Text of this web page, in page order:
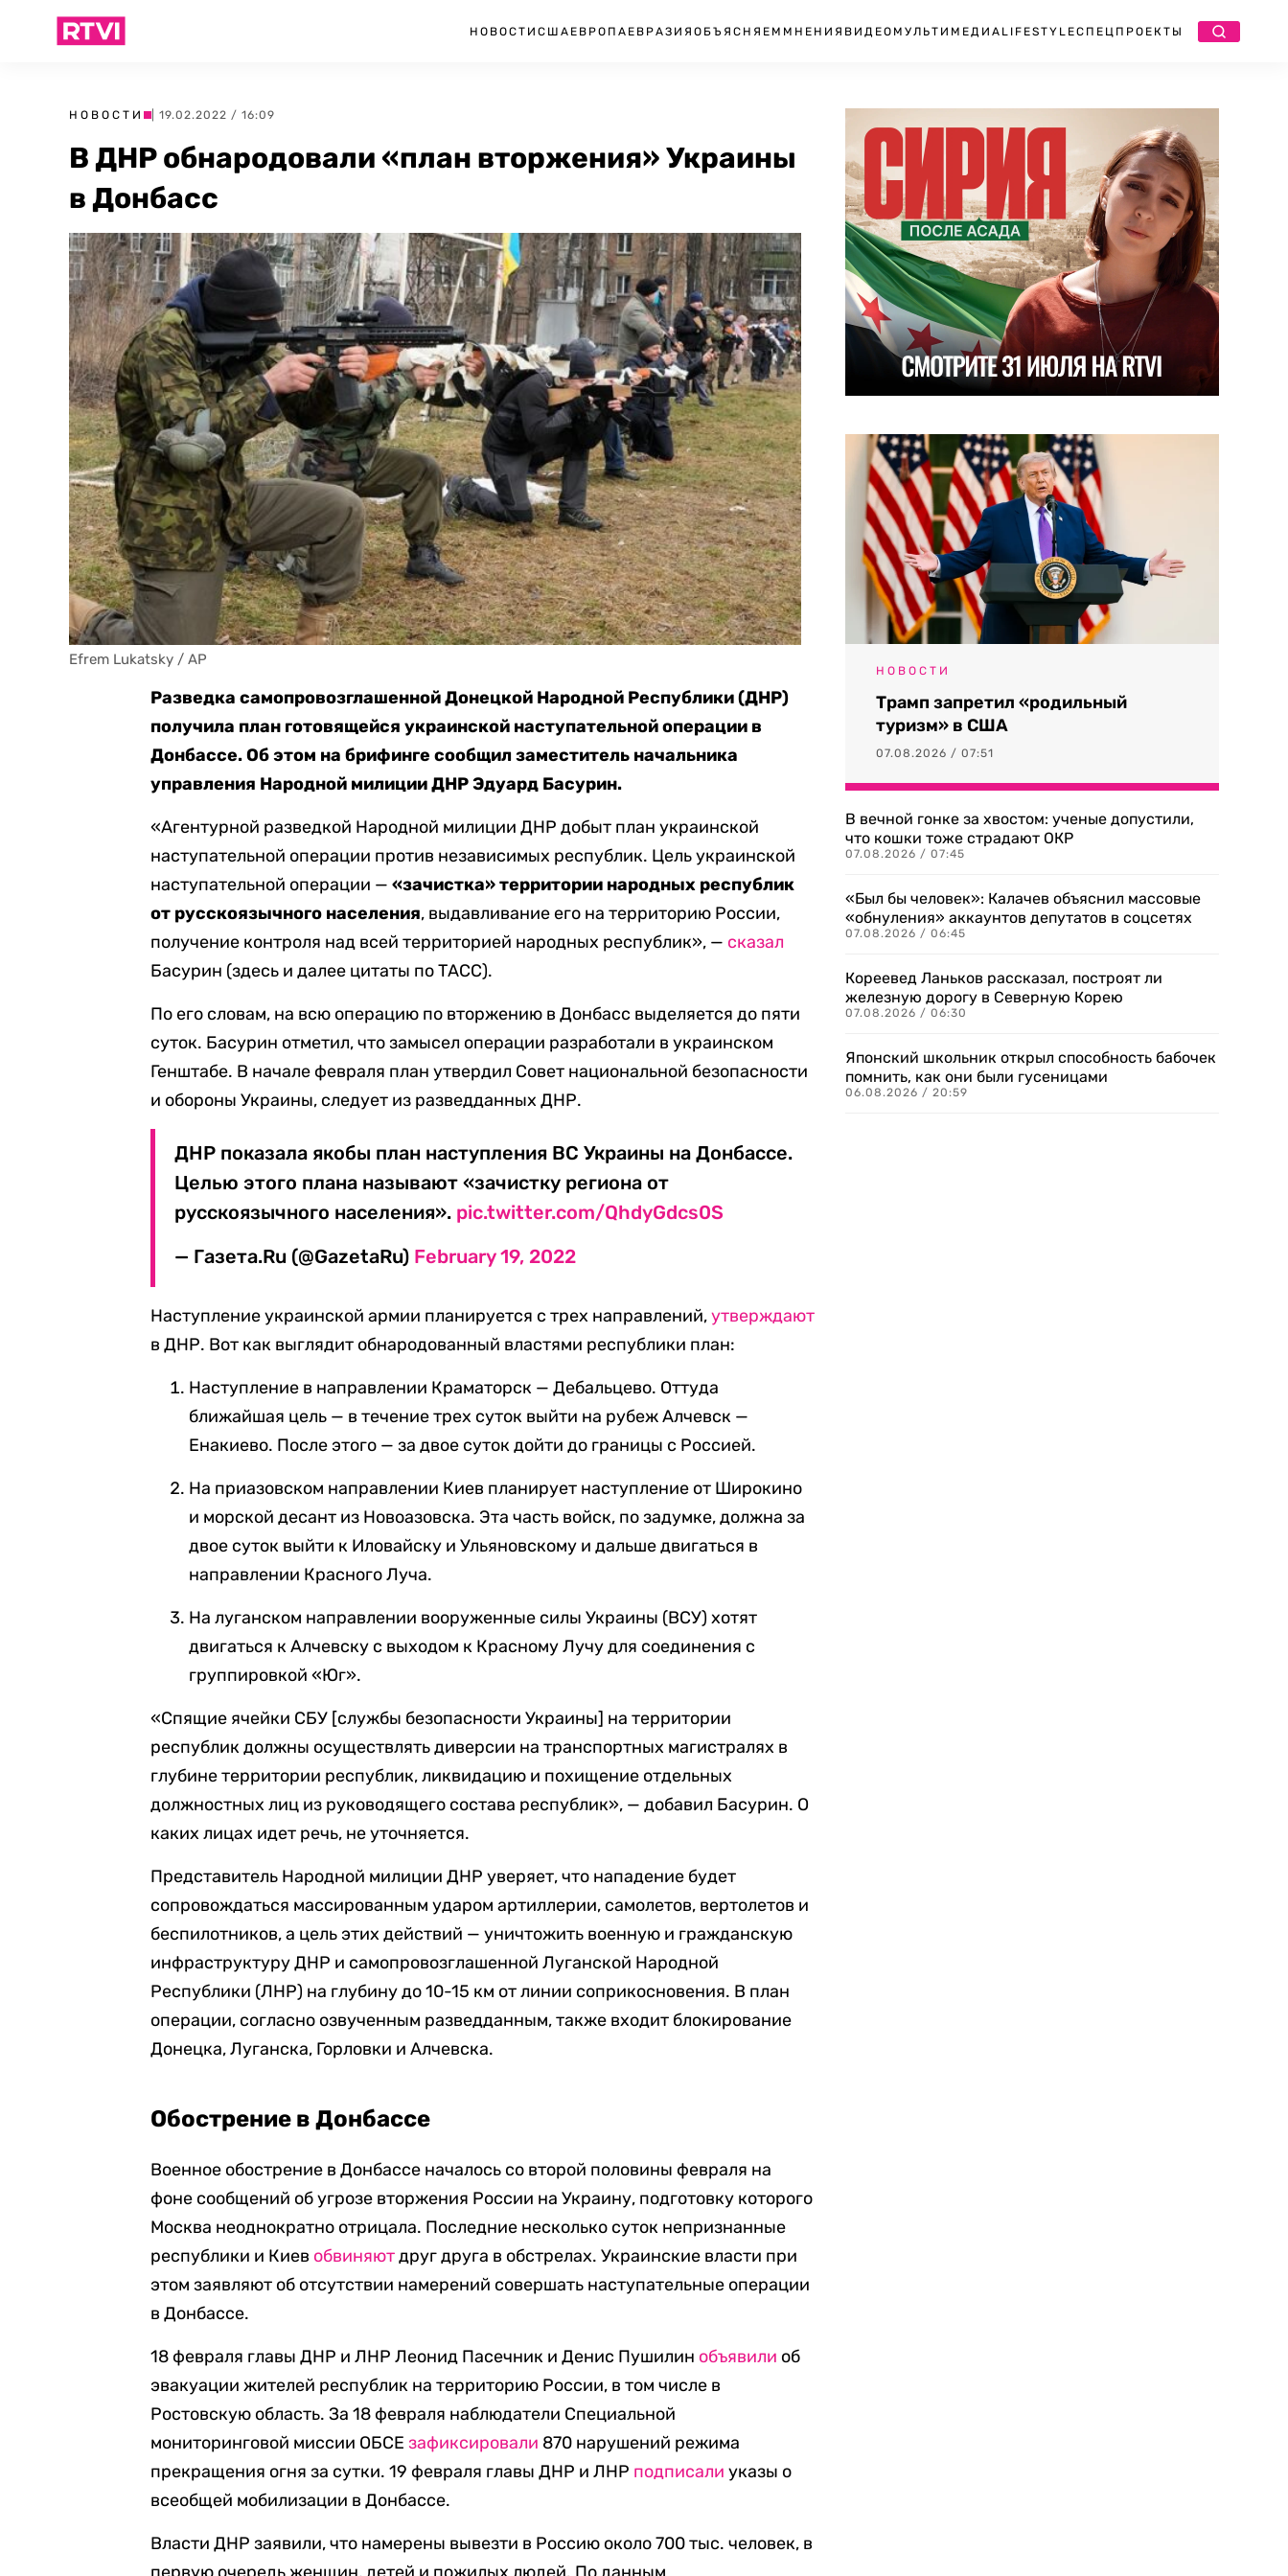
НОВОСТИ США ЕВРОПА ЕВРАЗИЯ ОБЪЯСНЯЕМ МНЕНИЯ ВИДЕО МУЛЬТИМЕДИА LIFESTYLEСПЕЦПРОЕКТЫ
НОВОСТИ | 19.02.2022 / 16:09
В ДНР обнародовали «план вторжения» Украины
в Донбасс
Efrem Lukatsky / AP
Разведка самопровозглашенной Донецкой Народной Республики (ДНР)
получила план готовящейся украинской наступательной операции в
Донбассе. Об этом на брифинге сообщил заместитель начальника
управления Народной милиции ДНР Эдуард Басурин.
«Агентурной разведкой Народной милиции ДНР добыт план украинской
наступательной операции против независимых республик. Цель украинской
наступательной операции —«зачистка» территории народных республик
от русскоязычного населения, выдавливание его на территорию России,
получение контроля над всей территорией народных республик», — сказал
Басурин (здесь и далее цитаты по ТАСС).
По его словам, на всю операцию по вторжению в Донбасс выделяется до пяти
суток. Басурин отметил, что замысел операции разработали в украинском
Генштабе. В начале февраля план утвердил Совет национальной безопасности
и обороны Украины, следует из разведданных ДНР.
ДНР показала якобы план наступления ВС Украины на Донбассе.
Целью этого плана называют «зачистку региона от
русскоязычного населения». pic.twitter.com/QhdyGdcs0S
— Газета.Ru (@GazetaRu) February 19, 2022
Наступление украинской армии планируется с трех направлений,утверждают
в ДНР. Вот как выглядит обнародованный властями республики план:
Наступление в направлении Краматорск — Дебальцево. Оттуда
ближайшая цель — в течение трех суток выйти на рубеж Алчевск —
Енакиево. После этого — за двое суток дойти до границы с Россией.
На приазовском направлении Киев планирует наступление от Широкино
и морской десант из Новоазовска. Эта часть войск, по задумке, должна за
двое суток выйти к Иловайску и Ульяновскому и дальше двигаться в
направлении Красного Луча.
На луганском направлении вооруженные силы Украины (ВСУ) хотят
двигаться к Алчевску с выходом к Красному Лучу для соединения с
группировкой «Юг».
«Спящие ячейки СБУ [службы безопасности Украины] на территории
республик должны осуществлять диверсии на транспортных магистралях в
глубине территории республик, ликвидацию и похищение отдельных
должностных лиц из руководящего состава республик», — добавил Басурин. О
каких лицах идет речь, не уточняется.
Представитель Народной милиции ДНР уверяет, что нападение будет
сопровождаться массированным ударом артиллерии, самолетов, вертолетов и
беспилотников, а цель этих действий — уничтожить военную и гражданскую
инфраструктуру ДНР и самопровозглашенной Луганской Народной
Республики (ЛНР) на глубину до 10-15 км от линии соприкосновения. В план
операции, согласно озвученным разведданным, также входит блокирование
Донецка, Луганска, Горловки и Алчевска.
Обострение в Донбассе
Военное обострение в Донбассе началось со второй половины февраля на
фоне сообщений об угрозе вторжения России на Украину, подготовку которого
Москва неоднократно отрицала. Последние несколько суток непризнанные
республики и Киев обвиняютдруг друга в обстрелах. Украинские власти при
этом заявляют об отсутствии намерений совершать наступательные операции
в Донбассе.
18 февраля главы ДНР и ЛНР Леонид Пасечник и Денис Пушилин объявили об
эвакуации жителей республик на территорию России, в том числе в
Ростовскую область. За 18 февраля наблюдатели Специальной
мониторинговой миссии ОБСЕзафиксировали 870 нарушений режима
прекращения огня за сутки. 19 февраля главы ДНР и ЛНР подписали указы о
всеобщей мобилизации в Донбассе.
Власти ДНР заявили, что намерены вывезти в Россию около 700 тыс. человек, в
НОВОСТИ
Трамп запретил «родильный
туризм» в США
07.08.2026 / 07:51
В вечной гонке за хвостом: ученые допустили,
что кошки тоже страдают ОКР
07.08.2026 / 07:45
«Был бы человек»: Калачев объяснил массовые
«обнуления» аккаунтов депутатов в соцсетях
07.08.2026 / 06:45
Кореевед Ланьков рассказал, построят ли
железную дорогу в Северную Корею
07.08.2026 / 06:30
Японский школьник открыл способность бабочек
помнить, как они были гусеницами
06.08.2026 / 20:59